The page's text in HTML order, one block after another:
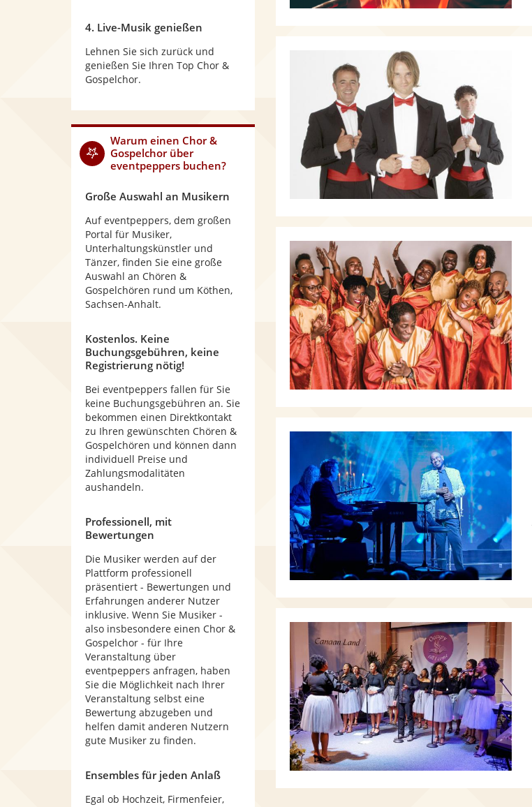
4. Live-Musik genießen
Lehnen Sie sich zurück und
genießen Sie Ihren Top Chor &
Gospelchor.
Warum einen Chor &
Gospelchorüber
eventpeppers buchen?
Große Auswahl an Musikern
Auf eventpeppers, dem großen
Portal für Musiker,
Unterhaltungskünstler und
Tänzer, finden Sie eine große
Auswahl an Chören &
Gospelchören rund um Köthen,
Sachsen-Anhalt.
Kostenlos. Keine
Buchungsgebühren, keine
Registrierung nötig!
Bei eventpeppers fallen für Sie
keine Buchungsgebühren an. Sie
bekommen einen Direktkontakt
zu Ihren gewünschten Chören &
Gospelchören und können dann
individuell Preise und
Zahlungsmodalitäten
aushandeln.
Professionell, mit
Bewertungen
Die Musiker werden auf der
Plattform professionell
präsentiert - Bewertungen und
Erfahrungen anderer Nutzer
inklusive. Wenn Sie Musiker -
also insbesondere einen Chor &
Gospelchor - für Ihre
Veranstaltung über
eventpeppers anfragen, haben
Sie die Möglichkeit nach Ihrer
Veranstaltung selbst eine
Bewertung abzugeben und
helfen damit anderen Nutzern
gute Musiker zu finden.
Ensembles für jeden Anlaß
Egal ob Hochzeit, Firmenfeier,